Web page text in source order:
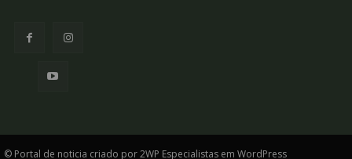
© Portal de noticia criado por 2WP Especialistas em WordPress